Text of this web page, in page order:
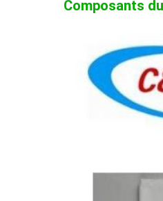
Composants